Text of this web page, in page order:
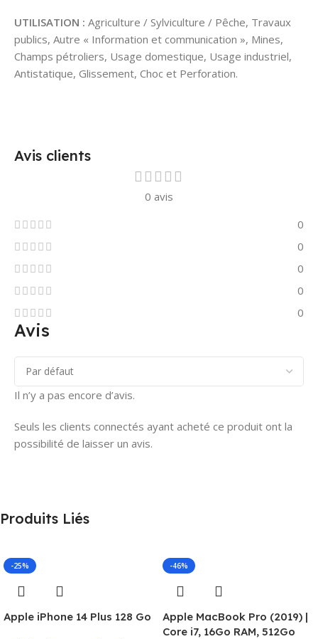
UTILISATION : Agriculture / Sylviculture / Pêche, Travaux
publics, Autre « Information et communication », Mines,
Champs pétroliers, Usage domestique, Usage industriel,
Antistatique, Glissement, Choc et Perforation.
Avis clients
0 avis
0
0
0
0
0
Avis
Il n’y a pas encore d’avis.
Seuls les clients connectés ayant acheté ce produit ont la
possibilité de laisser un avis.
Produits Liés
-25%
Apple iPhone 14 Plus 128 Go
-46%
Apple MacBook Pro (2019) |
Core i7, 16Go RAM, 512Go